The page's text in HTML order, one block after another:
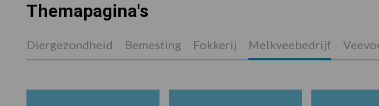
Themapagina's
Diergezondheid Bemesting Fokkerij Melkveebedrijf